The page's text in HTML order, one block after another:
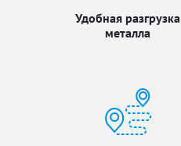
Удобная разгрузка
металла